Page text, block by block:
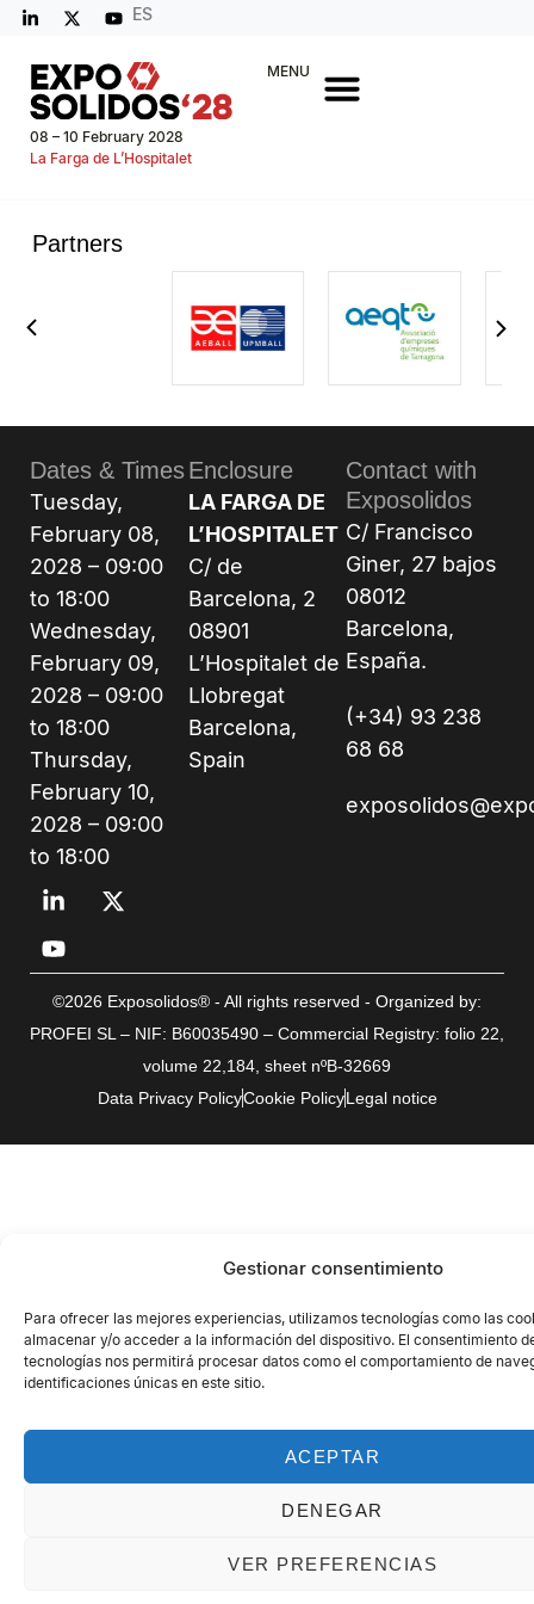
Gestionar consentimiento
Para ofrecer las mejores experiencias, utilizamos tecnologías como las
almacenar y/o acceder a la información del dispositivo. El consentimiento
tecnologías nos permitirá procesar datos como el comportamiento de
identificaciones únicas en este sitio.
ACEPTAR
DENEGAR
VER PREFERENCIAS
ES
08 – 10 February 2028
La Farga de L’Hospitalet
MENU
Partners
Dates & Times
Tuesday,
February 08,
2028 – 09:00
to 18:00
Wednesday,
February 09,
2028 – 09:00
to 18:00
Thursday,
February 10,
2028 – 09:00
to 18:00
Enclosure
LA FARGA DE
L’HOSPITALET
C/ de
Barcelona, 2
08901
L’Hospitalet de
Llobregat
Barcelona,
Spain
Contact with
Exposolidos
C/ Francisco
Giner, 27 bajos
08012
Barcelona,
España.
(+34) 93 238
68 68
©2026 Exposolidos® - All rights reserved - Organized by:
PROFEI SL – NIF: B60035490 – Commercial Registry: folio 22,
volume 22,184, sheet nºB-32669
Data Privacy PolicyCookie PolicyLegal notice